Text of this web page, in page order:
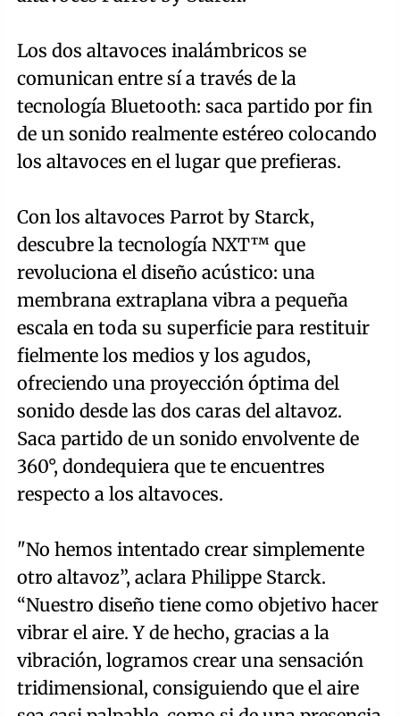
Los dos altavoces inalámbricos se
comunican entre sí a través de la
tecnología Bluetooth: saca partido por fin
de un sonido realmente estéreo colocando
los altavoces en el lugar que prefieras.
Con los altavoces Parrot by Starck,
descubre la tecnología NXT™ que
revoluciona el diseño acústico: una
membrana extraplana vibra a pequeña
escala en toda su superficie para restituir
fielmente los medios y los agudos,
ofreciendo una proyección óptima del
sonido desde las dos caras del altavoz.
Saca partido de un sonido envolvente de
360°, dondequiera que te encuentres
respecto a los altavoces.
"No hemos intentado crear simplemente
otro altavoz”, aclara Philippe Starck.
“Nuestro diseño tiene como objetivo hacer
vibrar el aire. Y de hecho, gracias a la
vibración, logramos crear una sensación
tridimensional, consiguiendo que el aire